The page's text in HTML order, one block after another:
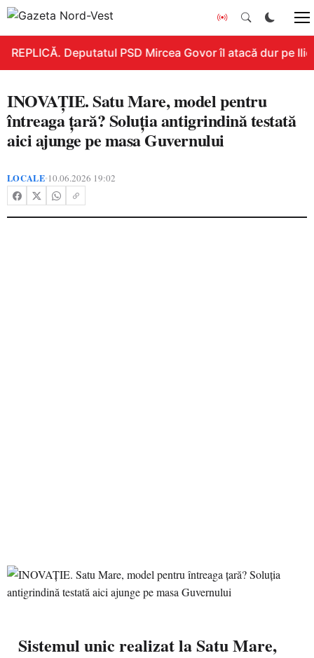
REPLICĂ. Deputatul PSD Mircea Govor îl atacă dur pe
INOVAȚIE. Satu Mare, model pentru
întreaga țară? Soluția antigrindină testată
aici ajunge pe masa Guvernului
LOCALE•10.06.2026 19:02
Sistemul unic realizat la Satu Mare,